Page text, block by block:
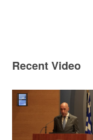
Recent Video